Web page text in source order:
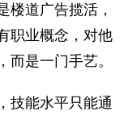
楼道广告揽活，
职业概念，对他
是一门手艺。
技能水平只能通